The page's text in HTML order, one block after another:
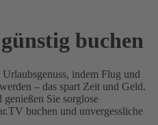
buchen
Urlaubsgenuss, indem Flug und
– das spart Zeit und Geld.
Sie sorglose
buchen und unvergessliche